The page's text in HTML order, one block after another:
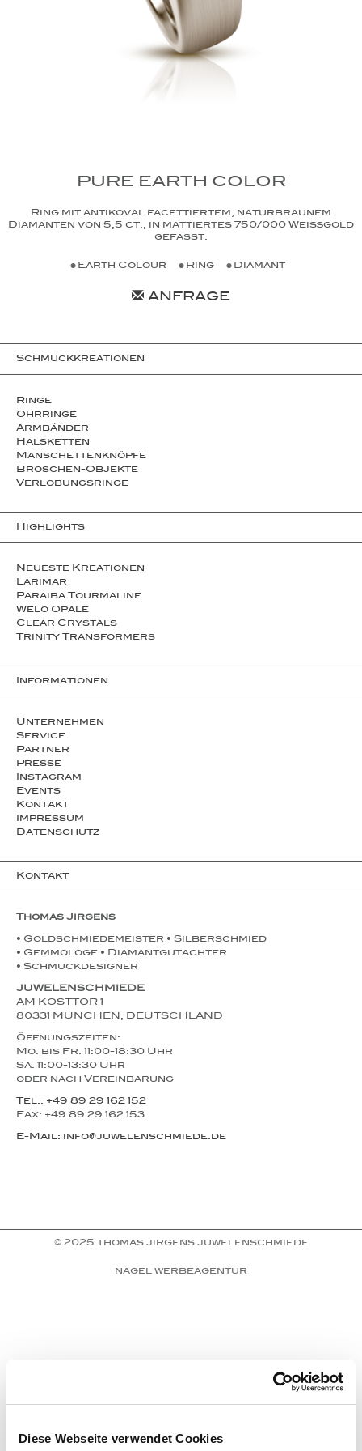
Diese Webseite verwendet Cookies
PURE EARTH COLOR
Ring mit antikoval facettiertem, naturbraunem
Diamanten von 5,5 ct., in mattiertes 750/000 Weißgold
gefasst.
Earth Colour
Ring Diamant
ANFRAGE
Schmuckkreationen
Ringe
Ohrringe
Armbänder
Halsketten
Man­schet­ten­­knöpfe
Broschen-Objekte
Ver­lo­bungs­­ringe
Highlights
Neueste Kreationen
Larimar
Paraiba Tourmaline
Welo Opale
Clear Crystals
Trinity Transformers
Informationen
Unternehmen
Service
Partner
Presse
Instagram
Events
Kontakt
Impressum
Datenschutz
Kontakt
Thomas Jirgens
• Goldschmiedemeister • Silberschmied
• Gemmologe • Diamantgutachter
• Schmuckdesigner
JUWELENSCHMIEDE
AM KOSTTOR 1
80331 MÜNCHEN, DEUTSCHLAND
Öffnungszeiten:
Mo. bis Fr. 11:00-18:30 Uhr
Sa. 11:00-13:30 Uhr
oder nach Vereinbarung
Tel.: +49 89 29 162 152
Fax: +49 89 29 162 153
E-Mail: info@juwelenschmiede.de
© 2025 thomas jirgens juwelenschmiede
nagel werbeagentur